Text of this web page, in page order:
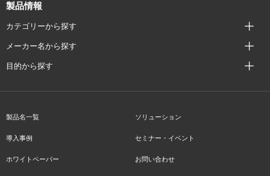
製品情報
カテゴリーから探す
メーカー名から探す
目的から探す
製品名一覧 ソリューション
導入事例 セミナー・イベント
ホワイトペーパー お問い合わせ